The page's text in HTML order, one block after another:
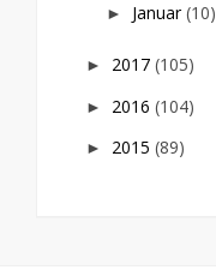
► Januar(10)
► 2017 (105)
► 2016 (104)
► 2015 (89)